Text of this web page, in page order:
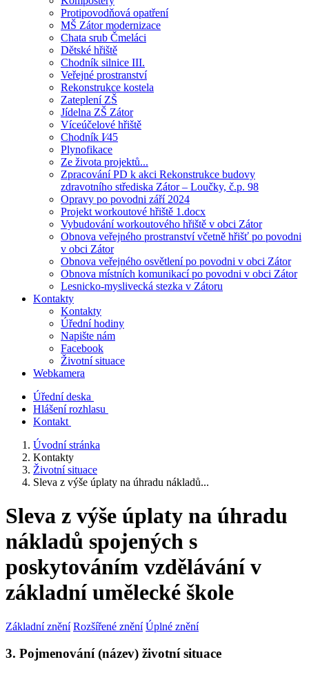
Protipovodňová opatření
MŠ Zátor modernizace
Chata srub Čmeláci
Dětské hřiště
Chodník silnice III.
Veřejné prostranství
Rekonstrukce kostela
Zateplení ZŠ
Jídelna ZŠ Zátor
Víceúčelové hřiště
Chodník I⁄45
Plynofikace
Ze života projektů...
Zpracování PD k akci Rekonstrukce budovy
zdravotního střediska Zátor – Loučky, č.p. 98
Opravy po povodni září 2024
Projekt workoutové hřiště 1.docx
Vybudování workoutového hřiště v obci Zátor
Obnova veřejného prostranství včetně hřišť po povodni
v obci Zátor
Obnova veřejného osvětlení po povodni v obci Zátor
Obnova místních komunikací po povodni v obci Zátor
Lesnicko-myslivecká stezka v Zátoru
Kontakty
Kontakty
Úřední hodiny
Napište nám
Facebook
Životní situace
Webkamera
Úřední deska
Hlášení rozhlasu
Kontakt
Úvodní stránka
Kontakty
Životní situace
Sleva z výše úplaty na úhradu nákladů...
Sleva z výše úplaty na úhradu
nákladů spojených s
poskytováním vzdělávání v
základní umělecké škole
Základní znění Rozšířené znění Úplné znění
3. Pojmenování (název) životní situace